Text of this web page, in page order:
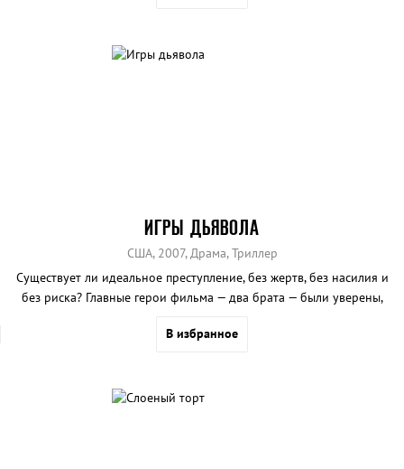
ИГРЫ ДЬЯВОЛА
США, 2007, Драма, Триллер
Существует ли идеальное преступление, без жертв, без насилия и
без риска? Главные герои фильма — два брата — были уверены,
не так...
В избранное